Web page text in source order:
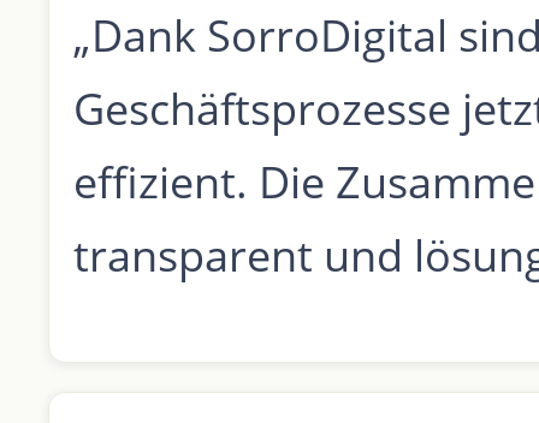
„Dank SorroDigital
Geschäftsprozesse
effizient. Die
transparent und